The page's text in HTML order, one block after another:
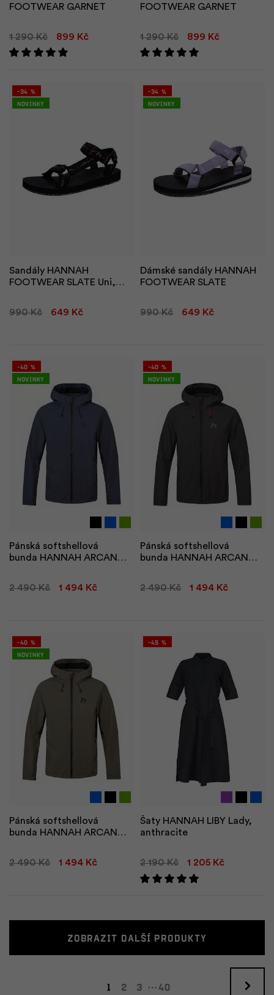
FOOTWEAR GARNET
1 290 Kč 899 Kč
FOOTWEAR GARNET
1 290 Kč 899 Kč
-34 %
Novinky
Sandály HANNAH
FOOTWEAR SLATE Uni,,
990 Kč
649 Kč
-34 %
Novinky
Dámské sandály HANNAH
FOOTWEAR SLATE
990 Kč 649 Kč
-40 %
Novinky
Pánská softshellová
bunda HANNAH ARCAN
2 490 Kč
1 494 Kč
-40 %
Novinky
Pánská softshellová
bunda HANNAH ARCAN
2 490 Kč
1 494 Kč
-40 %
Novinky
Pánská softshellová
bunda HANNAH ARCAN
2 490 Kč
1 494 Kč
-45 %
Šaty HANNAH LIBY Lady,
anthracite
2 190 Kč 1 205 Kč
Zobrazit další produkty
1 2 3 … 40